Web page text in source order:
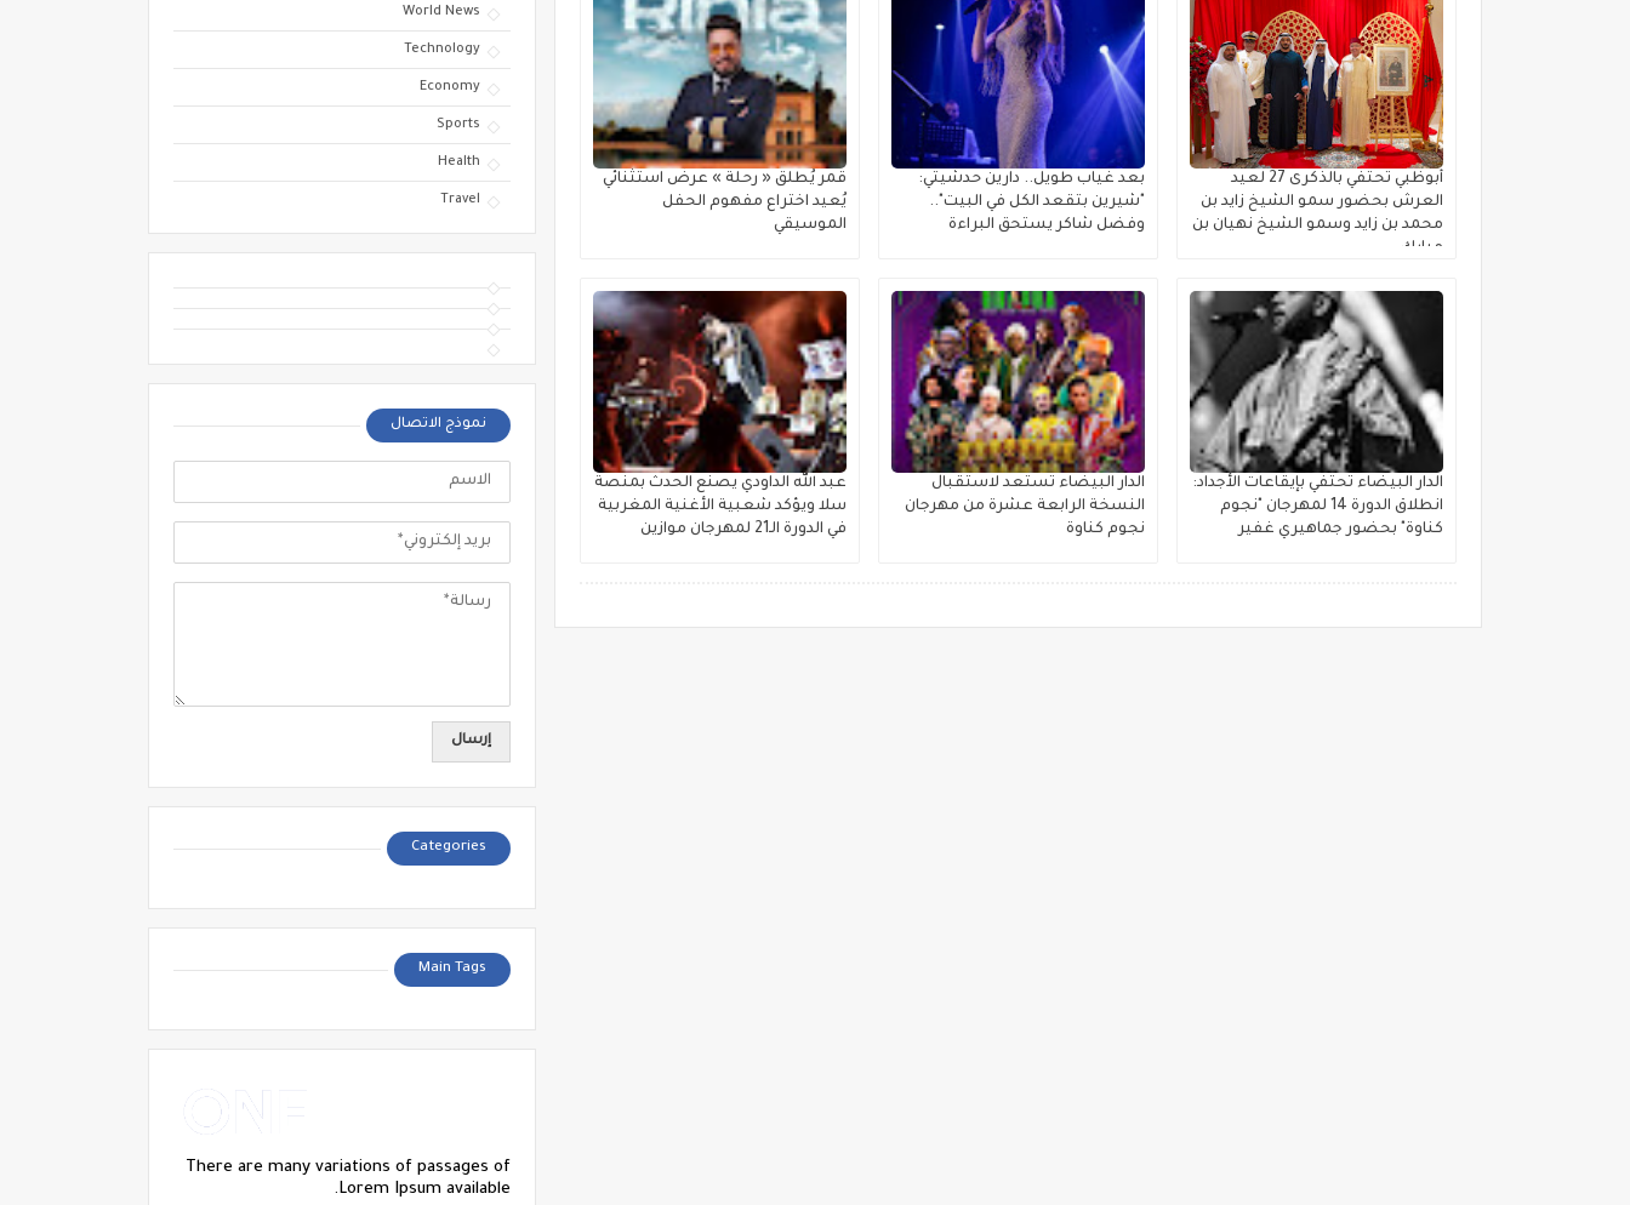
أبوظبي تحتفي بالذكرى 27 لعيد
العرش بحضور سمو الشيخ زايد بن
محمد بن زايد وسمو الشيخ نهيان بن
مبارك
بعد غياب طويل.. دارين حدشيتي:
"شيرين بتقعد الكل في البيت"..
وفضل شاكر يستحق البراءة
قمر يُطلق « رحلة » عرضٌ استثنائي
يُعيد اختراع مفهوم الحفل
الموسيقي
الدار البيضاء تحتفي بإيقاعات الأجداد:
انطلاق الدورة 14 لمهرجان "نجوم
كناوة" بحضور جماهيري غفير
الدار البيضاء تستعد لاستقبال
النسخة الرابعة عشرة من مهرجان
نجوم كناوة
عبد الله الداودي يصنع الحدث بمنصة
سلا ويؤكد شعبية الأغنية المغربية
في الدورة الـ21 لمهرجان موازين
World News
Technology
Economy
Sports
Health
Travel
نموذج الاتصال
Categories
Main Tags
There are many variations of passages of
Lorem Ipsum available.